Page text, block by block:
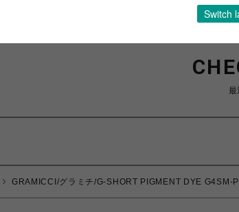
GRAMICCI/グラミチ/G-SHORT PIGMENT DYE G4SM-
Switch